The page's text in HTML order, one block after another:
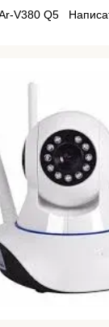
V380 Q5